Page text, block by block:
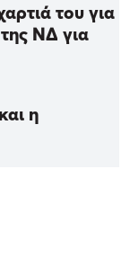
του για
ΝΔ για
η